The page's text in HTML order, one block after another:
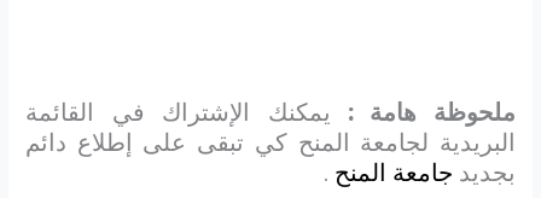
ملحوظة هامة : يمكنك الإشتراك في القائمة
البريدية لجامعة المنح كي تبقى على إطلاع دائم
بجديد جامعة المنح .